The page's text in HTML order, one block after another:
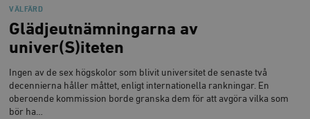
VÄLFÄRD
Glädjeutnämningarna av
univer(S)iteten
Ingen av de sex högskolor som blivit universitet de senaste två
decennierna håller måttet, enligt internationella rankningar. En
oberoende kommission borde granska dem för att avgöra vilka som
bör ha…